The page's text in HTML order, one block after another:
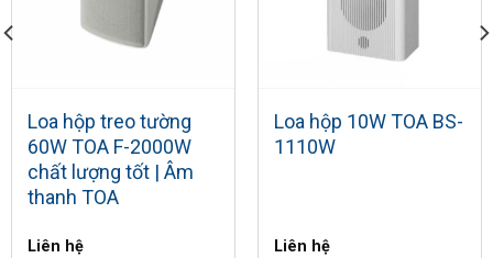
Loa hộp treo tường
60W TOA F-2000W
chất lượng tốt | Âm
thanh TOA
Liên hệ
Loa hộp 10W TOA BS-
1110W
Liên hệ